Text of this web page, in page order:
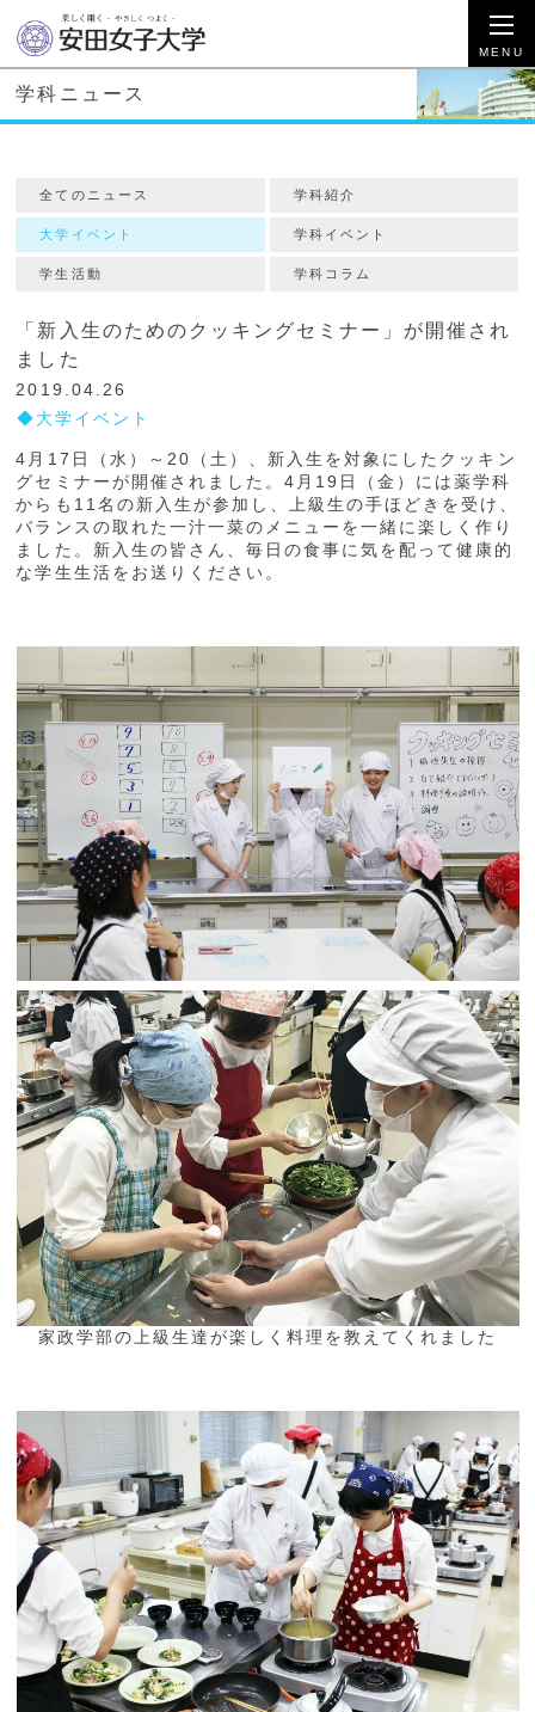
学科ニュース
全てのニュース 学科紹介
大学イベント 学科イベント
学生活動 学科コラム
「新入生のためのクッキングセミナー」が開催され
ました
2019.04.26
大学イベント
4月17日（水）～20（土）、新入生を対象にしたクッキン
グセミナーが開催されました。4月19日（金）には薬学科
からも11名の新入生が参加し、上級生の手ほどきを受け、
バランスの取れた一汁一菜のメニューを一緒に楽しく作り
ました。新入生の皆さん、毎日の食事に気を配って健康的
な学生生活をお送りください。
家政学部の上級生達が楽しく料理を教えてくれました